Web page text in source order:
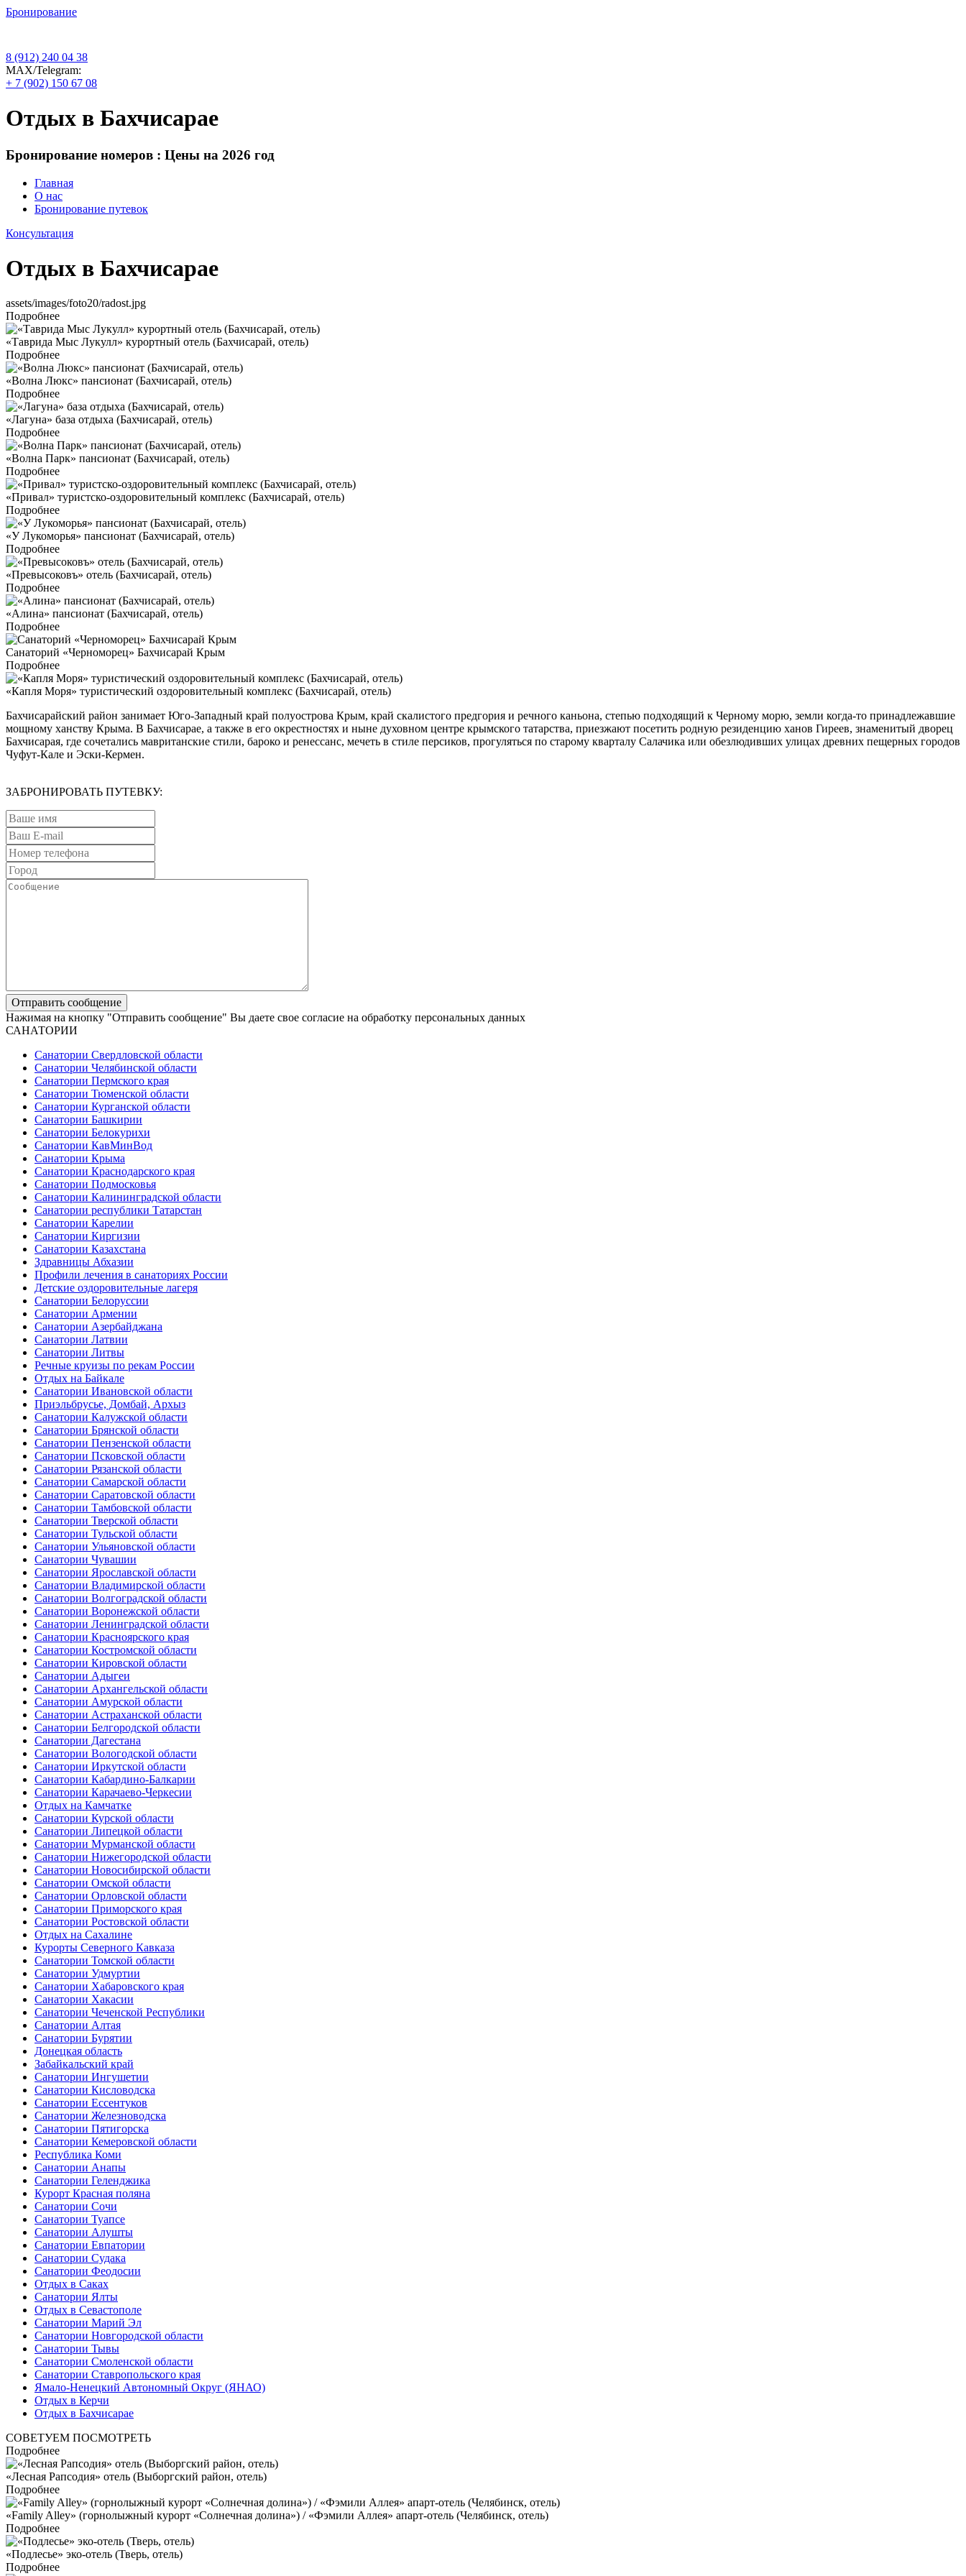
Бронирование
8 (912) 240 04 38
МАХ/Telegram:
+ 7 (902) 150 67 08
Отдых в Бахчисарае
Бронирование номеров : Цены на 2026 год
Главная
О нас
Бронирование путевок
Консультация
Отдых в Бахчисарае
assets/images/foto20/radost.jpg
Подробнее
«Таврида Мыс Лукулл» курортный отель (Бахчисарай, отель)
Подробнее
«Волна Люкс» пансионат (Бахчисарай, отель)
Подробнее
«Лагуна» база отдыха (Бахчисарай, отель)
Подробнее
«Волна Парк» пансионат (Бахчисарай, отель)
Подробнее
«Привал» туристско-оздоровительный комплекс (Бахчисарай, отель)
Подробнее
«У Лукоморья» пансионат (Бахчисарай, отель)
Подробнее
«Превысоковъ» отель (Бахчисарай, отель)
Подробнее
«Алина» пансионат (Бахчисарай, отель)
Подробнее
Санаторий «Черноморец» Бахчисарай Крым
Подробнее
«Капля Моря» туристический оздоровительный комплекс (Бахчисарай, отель)
Бахчисарайский район занимает Юго-Западный край полуострова Крым, край скалистого предгория и речного каньона, степью подходящий к Черному морю, земли когда-то принадлежавшие
мощному ханству Крыма. В Бахчисарае, а также в его окрестностях и ныне духовном центре крымского татарства, приезжают посетить родную резиденцию ханов Гиреев, знаменитый дворец
Бахчисарая, где сочетались мавританские стили, бароко и ренессанс, мечеть в стиле персиков, прогуляться по старому кварталу Салачика или обезлюдивших улицах древних пещерных городов
Чуфут-Кале и Эски-Кермен.
ЗАБРОНИРОВАТЬ ПУТЕВКУ:
Нажимая на кнопку "Отправить сообщение" Вы даете свое согласие на обработку персональных данных
САНАТОРИИ
Санатории Свердловской области
Санатории Челябинской области
Санатории Пермского края
Санатории Тюменской области
Санатории Курганской области
Санатории Башкирии
Санатории Белокурихи
Санатории КавМинВод
Санатории Крыма
Санатории Краснодарского края
Санатории Подмосковья
Санатории Калининградской области
Санатории республики Татарстан
Санатории Карелии
Санатории Киргизии
Санатории Казахстана
Здравницы Абхазии
Профили лечения в санаториях России
Детские оздоровительные лагеря
Санатории Белоруссии
Санатории Армении
Санатории Азербайджана
Санатории Латвии
Санатории Литвы
Речные круизы по рекам России
Отдых на Байкале
Санатории Ивановской области
Приэльбрусье, Домбай, Архыз
Санатории Калужской области
Санатории Брянской области
Санатории Пензенской области
Санатории Псковской области
Санатории Рязанской области
Санатории Самарской области
Санатории Саратовской области
Санатории Тамбовской области
Санатории Тверской области
Санатории Тульской области
Санатории Ульяновской области
Санатории Чувашии
Санатории Ярославской области
Санатории Владимирской области
Санатории Волгоградской области
Санатории Воронежской области
Санатории Ленинградской области
Санатории Красноярского края
Санатории Костромской области
Санатории Кировской области
Санатории Адыгеи
Санатории Архангельской области
Санатории Амурской области
Санатории Астраханской области
Санатории Белгородской области
Санатории Дагестана
Санатории Вологодской области
Санатории Иркутской области
Санатории Кабардино-Балкарии
Санатории Карачаево-Черкесии
Отдых на Камчатке
Санатории Курской области
Санатории Липецкой области
Санатории Мурманской области
Санатории Нижегородской области
Санатории Новосибирской области
Санатории Омской области
Санатории Орловской области
Санатории Приморского края
Санатории Ростовской области
Отдых на Сахалине
Курорты Северного Кавказа
Санатории Томской области
Санатории Удмуртии
Санатории Хабаровского края
Санатории Хакасии
Санатории Чеченской Республики
Санатории Алтая
Санатории Бурятии
Донецкая область
Забайкальский край
Санатории Ингушетии
Санатории Кисловодска
Санатории Ессентуков
Санатории Железноводска
Санатории Пятигорска
Санатории Кемеровской области
Республика Коми
Санатории Анапы
Санатории Геленджика
Курорт Красная поляна
Санатории Сочи
Санатории Туапсе
Санатории Алушты
Санатории Евпатории
Санатории Судака
Санатории Феодосии
Отдых в Саках
Санатории Ялты
Отдых в Севастополе
Санатории Марий Эл
Санатории Новгородской области
Санатории Тывы
Санатории Смоленской области
Санатории Ставропольского края
Ямало-Ненецкий Автономный Округ (ЯНАО)
Отдых в Керчи
Отдых в Бахчисарае
СОВЕТУЕМ ПОСМОТРЕТЬ
Подробнее
«Лесная Рапсодия» отель (Выборгский район, отель)
Подробнее
«Family Alley» (горнолыжный курорт «Солнечная долина») / «Фэмили Аллея» апарт-отель (Челябинск, отель)
Подробнее
«Подлесье» эко-отель (Тверь, отель)
Подробнее